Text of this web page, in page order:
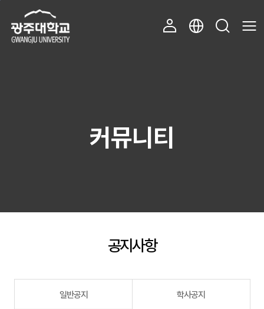
커뮤니티
공지사항
일반공지 학사공지